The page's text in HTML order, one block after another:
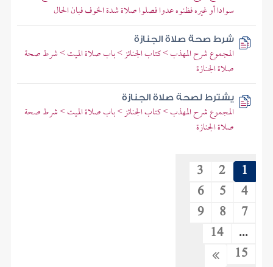
سوادا أو غيره فظنوه عدوا فصلوا صلاة شدة الخوف فبان الحال
شرط صحة صلاة الجنازة
المجموع شرح المهذب > كتاب الجنائز > باب صلاة الميت > شرط صحة
صلاة الجنازة
يشترط لصحة صلاة الجنازة
المجموع شرح المهذب > كتاب الجنائز > باب صلاة الميت > شرط صحة
صلاة الجنازة
1
2
3
4
5
6
7
8
9
...
14
15